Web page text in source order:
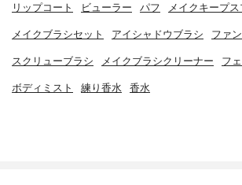
リップコート ビューラー パフ メイクキープ
メイクブラシセット アイシャドウブラシ ファ
スクリューブラシ メイクブラシクリーナー フ
ボディミスト 練り香水 香水